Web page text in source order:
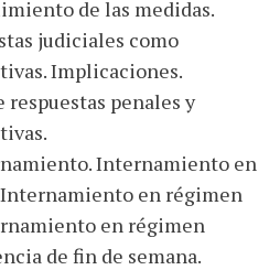
de las medidas.
judiciales como
Implicaciones.
penales y
Internamiento en
en régimen
en régimen
de fin de semana.